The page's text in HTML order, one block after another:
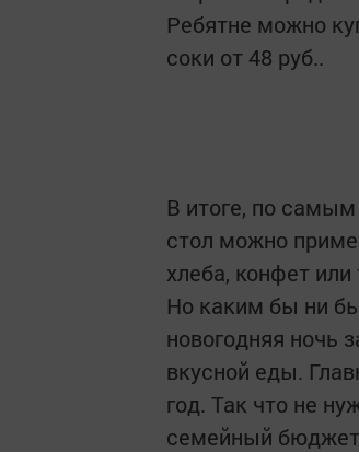
Ребятне можно
соки от 48 руб..
В итоге, по
стол можно
хлеба, конфет
Но каким бы ни
новогодняя ночь
вкусной еды.
год. Так что не
семейный бюджет,